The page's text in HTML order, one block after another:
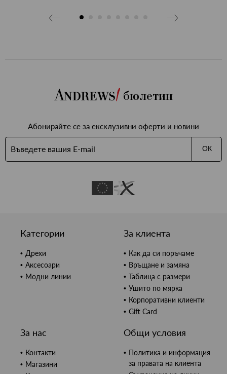
бюлетин
Абонирайте се за ексклузивни оферти и новини
ОК
Категории
Дрехи
Аксесоари
Модни линии
За клиента
Как да си поръчаме
Връщане и замяна
Таблица с размери
Ушито по мярка
Корпоративни клиенти
Gift Card
За нас
Контакти
Магазини
Общи условия
Политика и информация
за правата на клиента